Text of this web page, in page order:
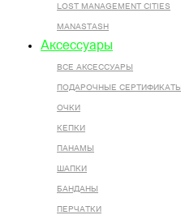
LOST MANAGEMENT CITIES
MANASTASH
Аксессуары
ВСЕ AКСЕССУАРЫ
ПОДАРОЧНЫЕ СЕРТИФИКАТЫ
ОЧКИ
КЕПКИ
ПАНАМЫ
ШАПКИ
БАНДАНЫ
ПЕРЧАТКИ